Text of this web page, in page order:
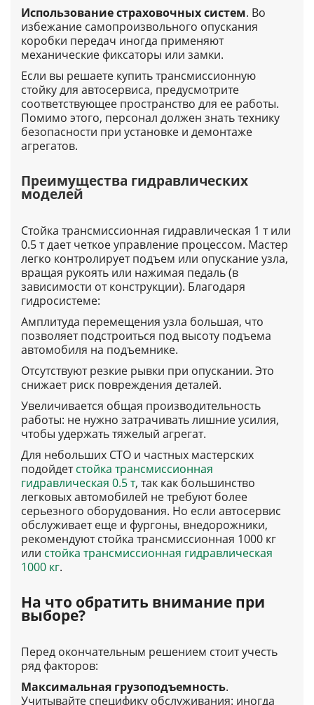
Использование страховочных систем. Во
избежание самопроизвольного опускания
коробки передач иногда применяют
механические фиксаторы или замки.
Если вы решаете купить трансмиссионную
стойку для автосервиса, предусмотрите
соответствующее пространство для ее работы.
Помимо этого, персонал должен знать технику
безопасности при установке и демонтаже
агрегатов.
Преимущества гидравлических
моделей
Стойка трансмиссионная гидравлическая 1 т или
0.5 т дает четкое управление процессом. Мастер
легко контролирует подъем или опускание узла,
вращая рукоять или нажимая педаль (в
зависимости от конструкции). Благодаря
гидросистеме:
Амплитуда перемещения узла большая, что
позволяет подстроиться под высоту подъема
автомобиля на подъемнике.
Отсутствуют резкие рывки при опускании. Это
снижает риск повреждения деталей.
Увеличивается общая производительность
работы: не нужно затрачивать лишние усилия,
чтобы удержать тяжелый агрегат.
Для небольших СТО и частных мастерских
подойдетстойка трансмиссионная
гидравлическая 0.5 т, так как большинство
легковых автомобилей не требуют более
серьезного оборудования. Но если автосервис
обслуживает еще и фургоны, внедорожники,
рекомендуют стойка трансмиссионная 1000 кг
или стойка трансмиссионная гидравлическая
1000 кг.
На что обратить внимание при
выборе?
Перед окончательным решением стоит учесть
ряд факторов:
Максимальная грузоподъемность.
Учитывайте специфику обслуживания: иногда